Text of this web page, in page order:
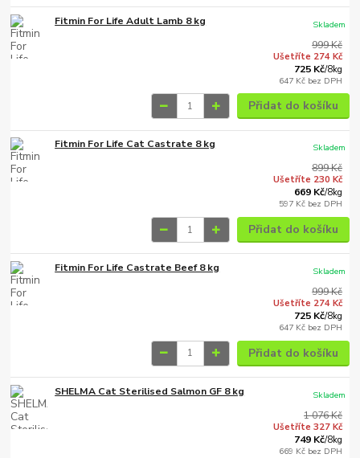
Fitmin For Life Adult Lamb 8 kg
999 Kč
Ušetříte 274 Kč
725 Kč/8kg
647 Kč bez DPH
Skladem
Přidat do košíku
Fitmin For Life Cat Castrate 8 kg
899 Kč
Ušetříte 230 Kč
669 Kč/8kg
597 Kč bez DPH
Skladem
Přidat do košíku
Fitmin For Life Castrate Beef 8 kg
999 Kč
Ušetříte 274 Kč
725 Kč/8kg
647 Kč bez DPH
Skladem
Přidat do košíku
SHELMA Cat Sterilised Salmon GF 8 kg
1 076 Kč
Ušetříte 327 Kč
749 Kč/8kg
669 Kč bez DPH
Skladem